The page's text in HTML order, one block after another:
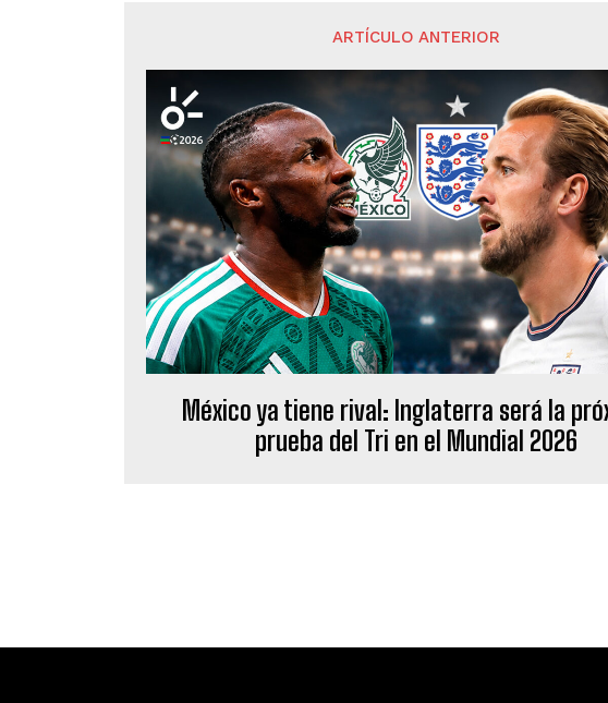
ARTÍCULO ANTERIOR
México ya tiene rival: Inglaterra será la
prueba del Tri en el Mundial 2026